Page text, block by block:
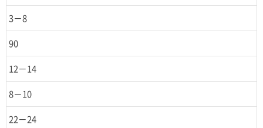
3－8
90
12－14
8－10
22－24